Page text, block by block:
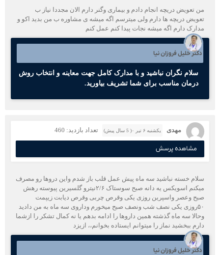
من تعویض دریچه انجام دادم و بیماری وگنر دارم الان مجددا نیاز ب
تعویض دریچه ها دارم ولی میترسم اگه میشه ی مشاوره ب من بدید اکو و
مدارک دارم اگه میشه نجات پیدا کنم عمل کنم
دکتر خلیل فروزان نیا
سلام نگران نباشید و با مدارک کامل جهت معاینه و انتخاب روش
درمان مناسب برای شما تشریف بیاورید.
مهدی یکشنبه ۶ تیر ۰( 5 سال پیش) تعداد بازدید: 460
مشاهده پرسش
سلام خسته نباشید سه ماه پیش عمل قلب باز شدم واین دروها رو مصرف
میکنم اسویکس یه دانه صبح سوستاک ۲/۶نیترو گلسیرین پیوسته رهش
صبح وعصر واسپرین روزی یکی وقرص چربی وقرص دیابت زیپمت
۵۰روزی یکی نصف شب ونصف صبح میخورم وداروی سه ماه به من دادید
وحالا سه ماه گذشته همین داروها را ادامه بدهم یا نه کمال تشکر را ازشما
دارم ببخشید نماز را میتوانم ایستاده بخوانم،، ازیزد
دکتر خلیل فروزان نیا